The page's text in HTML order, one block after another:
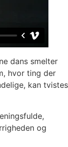
dans smelter
hvor ting der
kan tvistes
og